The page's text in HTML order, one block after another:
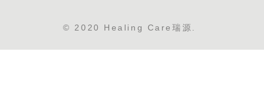
© 2020 Healing Care瑞源.